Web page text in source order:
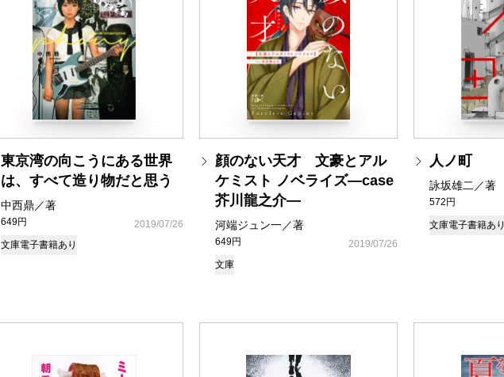
東京湾の向こうにある世界
は、すべて造り物だと思う
中西鼎／著
649円
2019/07/26
文庫電子書籍あり
顔のない天才 文豪とアル
ケミスト ノベライズ―case
芥川龍之介―
河端ジュン一／著
649円
2019/07/26
文庫
人ノ町
詠坂雄二／著
572円
文庫電子書籍あり